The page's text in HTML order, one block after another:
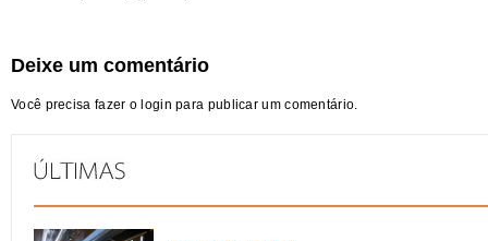
Deixe um comentário
Você precisa fazer o login para publicar um comentário.